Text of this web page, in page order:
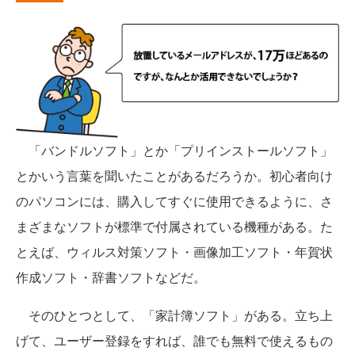
「バンドルソフト」とか「プリインストールソフト」
とかいう言葉を聞いたことがあるだろうか。初心者向け
のパソコンには、購入してすぐに使用できるように、さ
まざまなソフトが標準で付属されている機種がある。た
とえば、ウィルス対策ソフト・画像加工ソフト・年賀状
作成ソフト・辞書ソフトなどだ。
そのひとつとして、「家計簿ソフト」がある。立ち上
げて、ユーザー登録をすれば、誰でも無料で使えるもの